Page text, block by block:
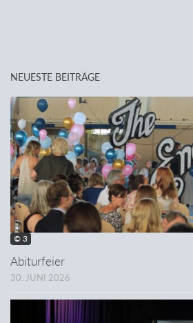
NEUESTE BEITRÄGE
© 3
Abiturfeier
30. JUNI 2026